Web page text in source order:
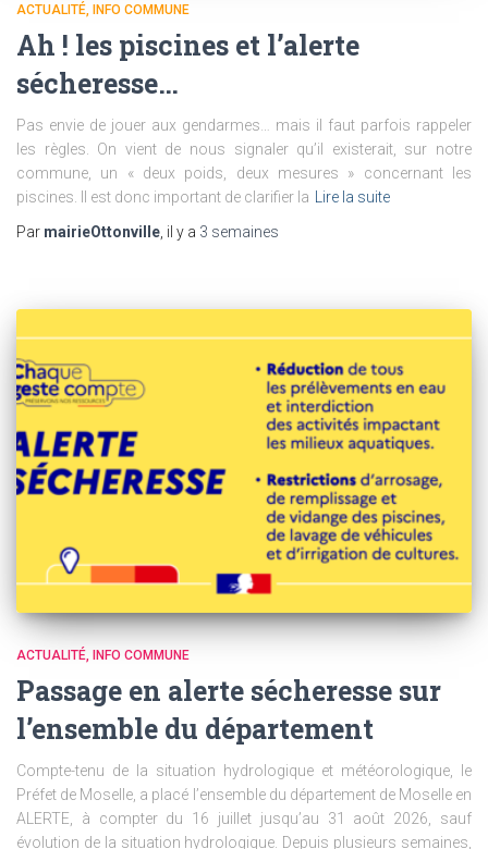
ACTUALITÉ INFO COMMUNE
Ah ! les piscines et l’alerte
sécheresse…
Pas envie de jouer aux gendarmes… mais il faut parfois rappeler
les règles. On vient de nous signaler qu’il existerait, sur notre
commune, un « deux poids, deux mesures » concernant les
piscines. Il est donc important de clarifier la
Lire la suite
Par mairieOttonville , il y a 3 semaines
ACTUALITÉ INFO COMMUNE
Passage en alerte sécheresse sur
l’ensemble du département
Compte-tenu de la situation hydrologique et météorologique, le
Préfet de Moselle, a placé l’ensemble du département de Moselle en
ALERTE, à compter du 16 juillet jusqu’au 31 août 2026, sauf
évolution de la situation hydrologique. Depuis plusieurs semaines,